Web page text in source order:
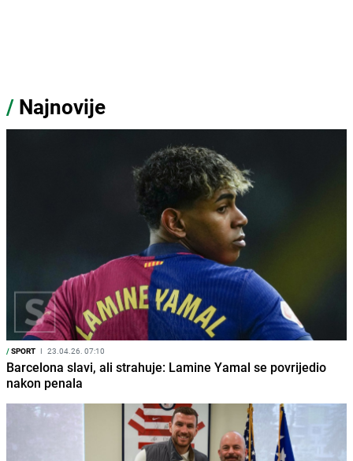
/ Najnovije
/SPORT I 23.04.26. 07:10
Barcelona slavi, ali strahuje: Lamine Yamal se povrijedio
nakon penala